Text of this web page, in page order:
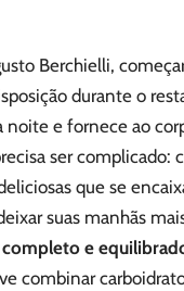
Berchielli,
durante o
e fornece ao
ser complicado:
que se
suas manhãs
e
combinar